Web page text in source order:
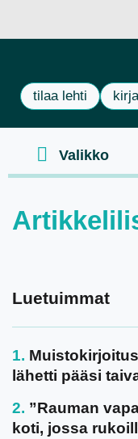
tilaa lehti
Luetuimmat
lähetti pääsi
”Rauman
koti, jossa